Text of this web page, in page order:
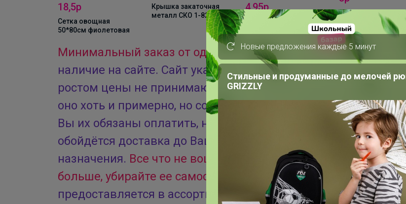
Крышка закаточная
4,95р
Крышка винтовая
82(станд) РОССЫПЬ
Крышка винтовая 82
стандарт ФОТО/20
Крышка винтовая 82
стандарт ФОТО/20
Минимальный заказ от одного участника 100 рублей
наличие на сайте. Сайт указан выше , после каталогов)).
ростом цены не принимаю! Сверяйте до фиксации заказов
оно хоть и примерно, но сориентироваться можно. Если у
Вы их обязаны оплатить, не зависимо от того куда поедет
обойдётся доставка до Вашего ЦРа!У себя я не чего не
назначения. Все что не вошло в счет, я переношу в
больше, убирайте ее самостоятельно из корзины
. Большая
предоставляется в ассортименте и приходит в разной
Новые предложения каждые 5 минут
Стильные и продуманные до мелочей
GRIZZLY